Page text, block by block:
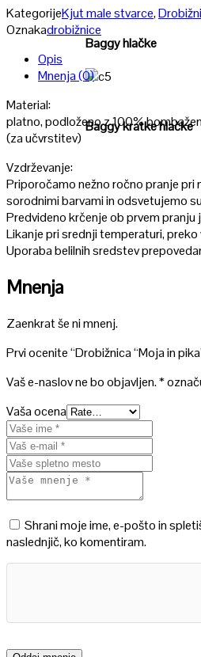
Poglej
Baggy hlačke
Baggy kratke hlačke
KategorijeKjut male stvarce,
Oznakadrobižnice
Opis
Mnenja (0)
Material:
platno, podloženo z 100%
(za učvrstitev)
Vzdrževanje:
Priporočamo nežno ročno pranje pri
sorodnimi barvami in odsvetujemo
Predvideno krčenje ob prvem pranju
Likanje pri srednji temperaturi,
Uporaba belilnih sredstev
Mnenja
Zaenkrat še ni mnenj.
Prvi ocenite “Drobižnica “Moja in
Vaš e-naslov ne bo objavljen.*
Vaša ocena
Shrani moje ime, e-pošto in
naslednjič, ko komentiram.